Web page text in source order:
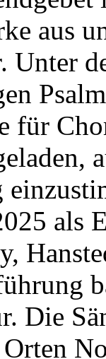
aus
Unter
für
als
Die